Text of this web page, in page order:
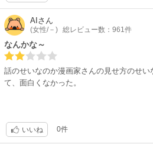
AI さん
(女性/－) 総レビュー数：961件
なんかな～
話のせいなのか漫画家さんの見せ方のせ
て、面白くなかった。
いいね 0件